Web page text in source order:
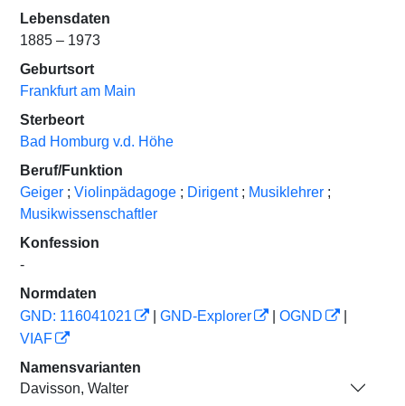
Lebensdaten
1885 – 1973
Geburtsort
Frankfurt am Main
Sterbeort
Bad Homburg v.d. Höhe
Beruf/Funktion
Geiger ; Violinpädagoge ; Dirigent ; Musiklehrer ;
Musikwissenschaftler
Konfession
-
Normdaten
GND: 116041021
GND-Explorer OGND
VIAF
Namensvarianten
Davisson, Walter